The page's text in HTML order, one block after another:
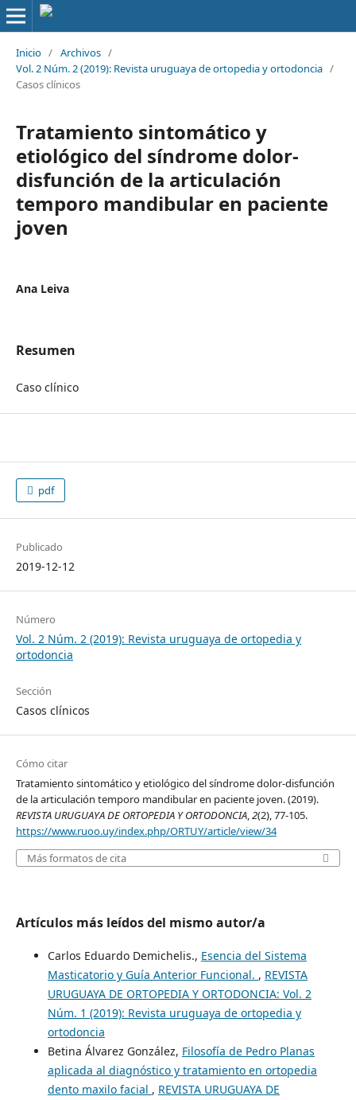
Inicio / Archivos /
Vol. 2 Núm. 2 (2019): Revista uruguaya de ortopedia y ortodoncia /
Casos clínicos
Tratamiento sintomático y
etiológico del síndrome dolor-
disfunción de la articulación
temporo mandibular en paciente
joven
Ana Leiva
Resumen
Caso clínico
pdf
Publicado
2019-12-12
Número
Vol. 2 Núm. 2 (2019): Revista uruguaya de ortopedia y
ortodoncia
Sección
Casos clínicos
Cómo citar
Tratamiento sintomático y etiológico del síndrome dolor-disfunción
de la articulación temporo mandibular en paciente joven. (2019).
REVISTA URUGUAYA DE ORTOPEDIA Y ORTODONCIA,2(2), 77-105.
https://www.ruoo.uy/index.php/ORTUY/article/view/34
Más formatos de cita
Artículos más leídos del mismo autor/a
Carlos Eduardo Demichelis., Esencia del Sistema
Masticatorio y Guía Anterior Funcional. , REVISTA
URUGUAYA DE ORTOPEDIA Y ORTODONCIA: Vol. 2
Núm. 1 (2019): Revista uruguaya de ortopedia y
ortodoncia
Betina Álvarez González, Filosofía de Pedro Planas
aplicada al diagnóstico y tratamiento en ortopedia
dento maxilo facial , REVISTA URUGUAYA DE